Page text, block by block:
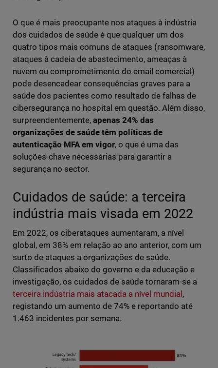
O que é mais preocupante nos ataques à indústria
dos cuidados de saúde é que qualquer um dos
quatro tipos mais comuns de ataques (ransomware,
ataques à cadeia de abastecimento, ameaças à
nuvem ou comprometimento do email comercial)
pode desencadear consequências graves para a
saúde dos pacientes como resultado de falhas de
cibersegurança no hospital em questão. Além disso,
surpreendentemente, apenas 24% das
organizações de saúde têm políticas de
autenticação MFA em vigor, o que é uma das
soluções-chave necessárias para garantir a
segurança no sector.
Cuidados de saúde: a terceira
indústria mais visada em 2022
Em 2022, os ciberataques aumentaram, a nível
global, em 38% em relação ao ano anterior, com um
surto de ataques a organizações de saúde.
Classificados abaixo do governo e da educação e
investigação, os cuidados de saúde tornaram-se a
terceira indústria mais atacada a nível mundial ,
registando um aumento de 74% e reportando até
1.463 incidentes por semana.